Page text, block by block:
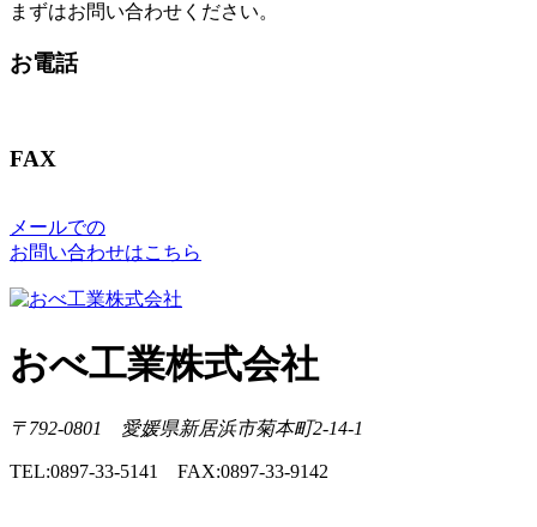
まずはお問い合わせください。
お電話
FAX
メールでの
お問い合わせはこちら
おべ工業株式会社
〒792-0801 愛媛県新居浜市菊本町2-14-1
TEL:0897-33-5141 FAX:0897-33-9142